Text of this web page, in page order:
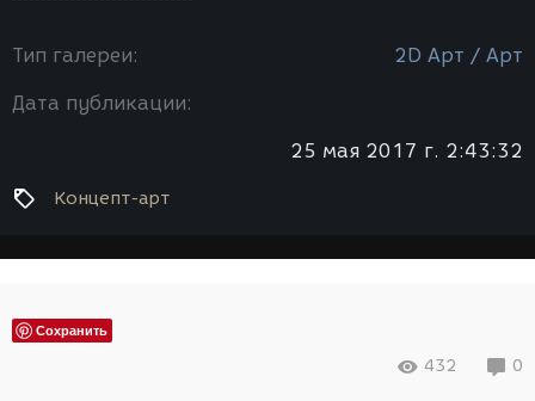
Тип галереи: 2D Арт / Арт
Дата публикации:
25 мая 2017 г. 2:43:32
Концепт-арт
Сохранить
432 0